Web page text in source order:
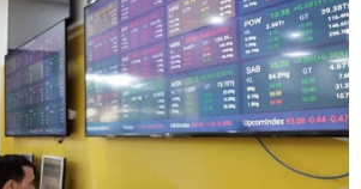
(bên phải) và tử tù Lê Văn Thọ. (Nguồn:
TTXVN)
thành phố Hà Nội cho biết,
mở phiên tòa xét xử 2 tử tù trốn
và Nguyễn Văn Tình về tội